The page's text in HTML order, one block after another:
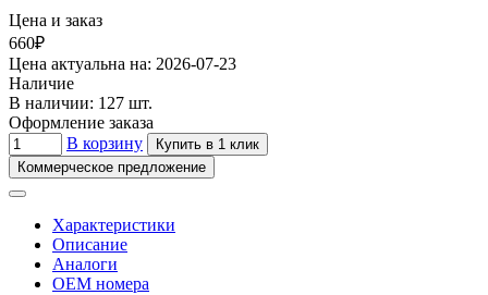
Цена и заказ
660₽
Цена актуальна на: 2026-07-23
Наличие
В наличии: 127 шт.
Оформление заказа
В корзину
Купить в 1 клик
Коммерческое предложение
Характеристики
Описание
Аналоги
OEM номера